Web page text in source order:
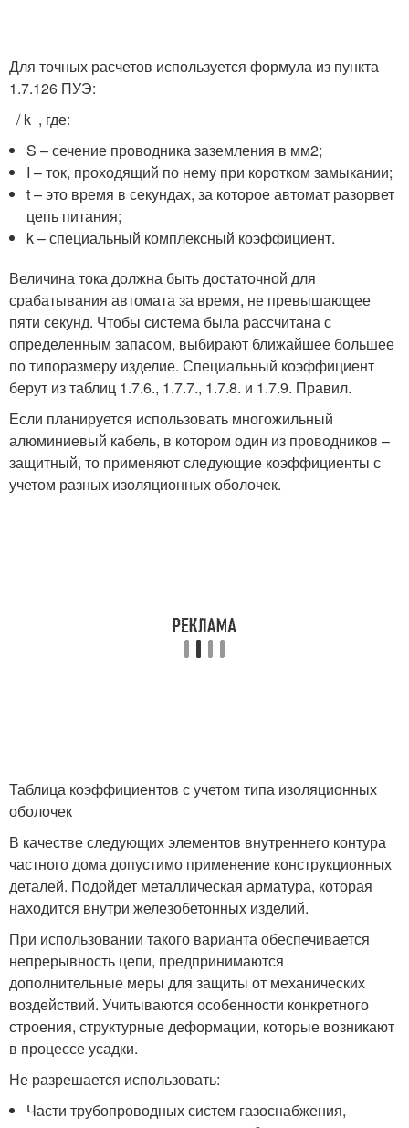
Для точных расчетов используется формула из пункта
1.7.126 ПУЭ:
/ k , где:
S – сечение проводника заземления в мм2;
I – ток, проходящий по нему при коротком замыкании;
t – это время в секундах, за которое автомат разорвет
цепь питания;
k – специальный комплексный коэффициент.
Величина тока должна быть достаточной для
срабатывания автомата за время, не превышающее
пяти секунд. Чтобы система была рассчитана с
определенным запасом, выбирают ближайшее большее
по типоразмеру изделие. Специальный коэффициент
берут из таблиц 1.7.6., 1.7.7., 1.7.8. и 1.7.9. Правил.
Если планируется использовать многожильный
алюминиевый кабель, в котором один из проводников –
защитный, то применяют следующие коэффициенты с
учетом разных изоляционных оболочек.
Таблица коэффициентов с учетом типа изоляционных
оболочек
В качестве следующих элементов внутреннего контура
частного дома допустимо применение конструкционных
деталей. Подойдет металлическая арматура, которая
находится внутри железобетонных изделий.
При использовании такого варианта обеспечивается
непрерывность цепи, предпринимаются
дополнительные меры для защиты от механических
воздействий. Учитываются особенности конкретного
строения, структурные деформации, которые возникают
в процессе усадки.
Не разрешается использовать:
Части трубопроводных систем газоснабжения,